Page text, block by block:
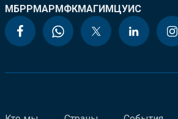
МБРРМАРМФКМАГИМЦУИС